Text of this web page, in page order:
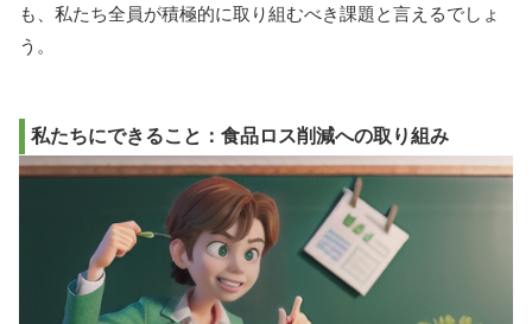
も、私たち全員が積極的に取り組むべき課題と言えるでしょ
う。
私たちにできること：食品ロス削減への取り組み